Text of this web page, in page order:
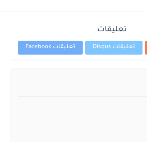
تعليقات
تعليقات Disqus تعليقات Facebook